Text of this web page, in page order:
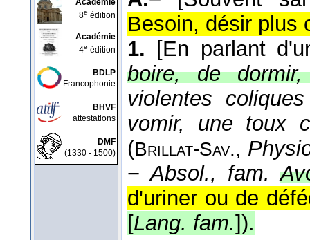
Académie
8e édition
Académie
4e édition
BDLP
Francophonie
BHVF
attestations
DMF
(1330 - 1500)
Besoin, désir plus
1.
[En parlant
boire, de
violentes
vomir, une toux
(Brillat-Sav.,
−Absol., fam.
d'uriner ou de
[Lang. fam.]).